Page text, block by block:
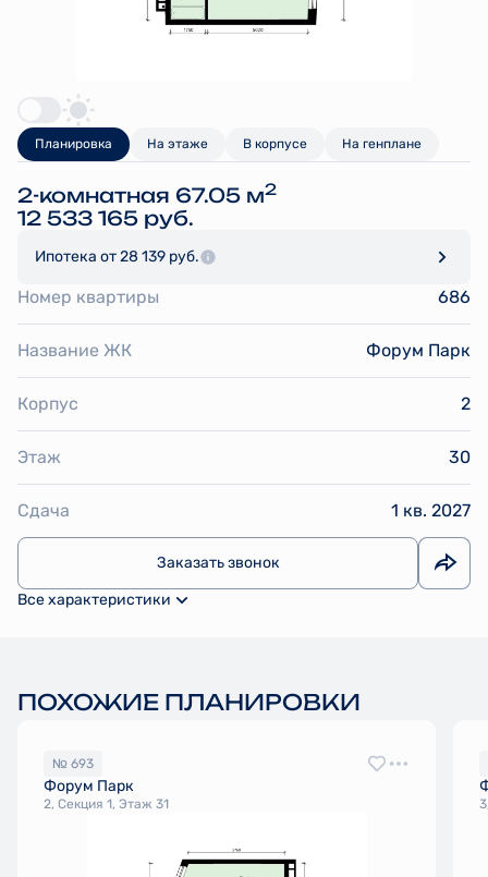
Планировка На этаже В корпусе На генплане
2-комнатная 67.05 м2
12 533 165 руб.
Ипотека от 28 139 руб.
Номер квартиры 686
Название ЖК Форум Парк
Корпус 2
Этаж 30
Сдача 1 кв. 2027
Заказать звонок
Все характеристики
ПОХОЖИЕ ПЛАНИРОВКИ
№ 693
Форум Парк
2, Секция 1, Этаж 31